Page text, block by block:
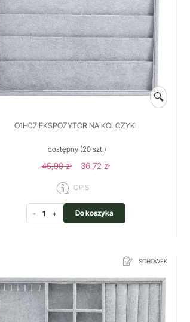
🔍
O1H07 EKSPOZYTOR NA KOLCZYKI
dostępny (20 szt.)
45,90 zł 36,72 zł
OPIS
- + Do koszyka
SCHOWEK